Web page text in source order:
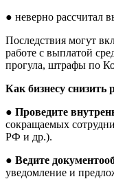
● неверно рассчитал
Последствия могут
работе с выплатой
прогула, штрафы по
Как бизнесу снизить
● Проведите
сокращаемых
РФ и др.).
● Ведите
уведомление и